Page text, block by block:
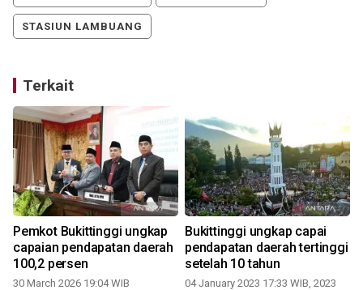
STASIUN LAMBUANG
Terkait
Pemkot Bukittinggi ungkap
capaian pendapatan daerah
100,2 persen
30 March 2026 19:04 WIB
Bukittinggi ungkap capai
pendapatan daerah tertinggi
setelah 10 tahun
04 January 2023 17:33 WIB, 2023